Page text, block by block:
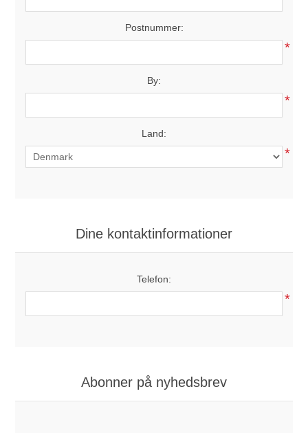
Postnummer:
*
By:
*
Land:
*
Dine kontaktinformationer
Telefon:
*
Abonner på nyhedsbrev